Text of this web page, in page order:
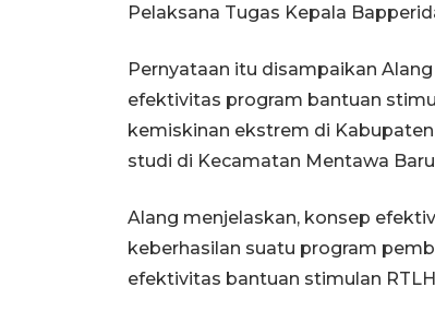
Pelaksana Tugas Kepala
Pernyataan itu disampaikan
efektivitas program bantuan
kemiskinan ekstrem di
studi di Kecamatan Mentawa
Alang menjelaskan, konsep
keberhasilan suatu program
efektivitas bantuan stimulan